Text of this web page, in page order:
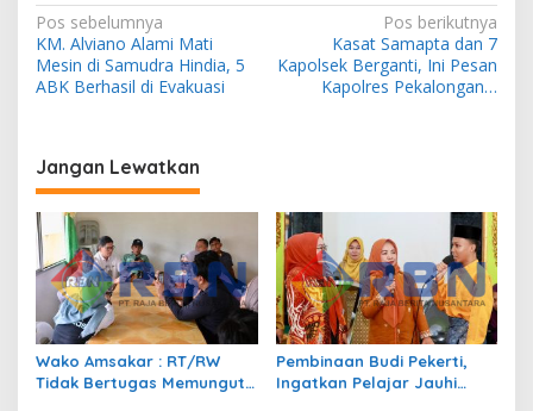
N
a
v
g
a
s
i
p
o
s
Pos sebelumnya
KM. Alviano Alami Mati
Mesin di Samudra Hindia, 5
ABK Berhasil di Evakuasi
Pos berikutnya
Kasat Samapta dan 7
Kapolsek Berganti, Ini Pesan
Kapolres Pekalongan…
Jangan Lewatkan
Wako Amsakar : RT/RW
Tidak Bertugas Memungut
Pembinaan Budi Pekerti,
Ingatkan Pelajar Jauhi